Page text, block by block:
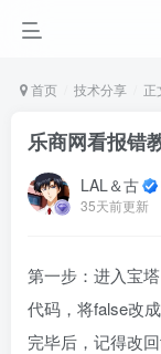
首页 技术分享 正
乐商网看报错
LAL＆古
35天前更新
第一步：进入宝
代码，将false改
完毕后，记得改回